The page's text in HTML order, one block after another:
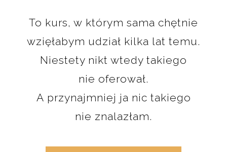
To kurs, w którym sama chętnie
wzięłabym udział kilka lat temu.
Niestety nikt wtedy takiego
nie oferował.
A przynajmniej ja nic takiego
nie znalazłam.